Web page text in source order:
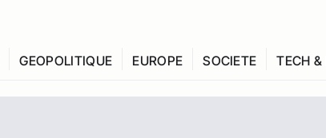
GEOPOLITIQUE EUROPE SOCIETE TECH &